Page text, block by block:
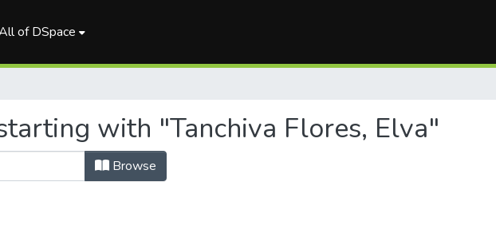
of DSpace
with "Tanchiva Flores, Elva"
Browse